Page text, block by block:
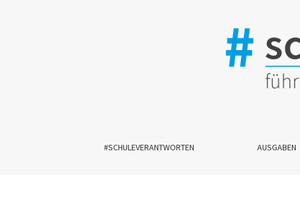
#SCHULEVERANTWORTEN AUSGABEN